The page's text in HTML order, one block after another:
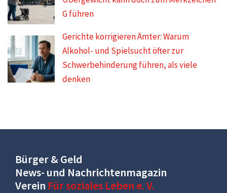
G führen
Gerichte korrigieren Ämter: Warum
Alkohol- und Spielsucht öfter zur
Schwerbehinderung führen, als viele
denken
Bürger & Geld
News- und Nachrichtenmagazin
Verein Für soziales Leben e. V.